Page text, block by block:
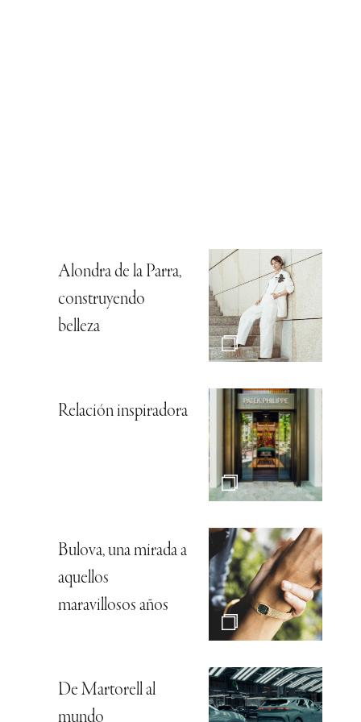
Alondra de la Parra,
construyendo
belleza
Relación inspiradora
Bulova, una mirada a
aquellos
maravillosos años
De Martorell al
mundo